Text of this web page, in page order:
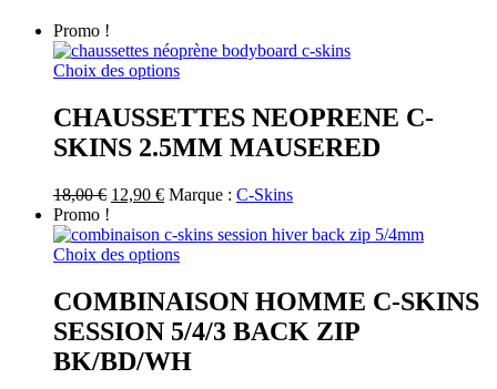
Promo !
Choix des optionsCe
a
plusieurs
variations.
options
peuvent
être
choisies
sur
la
page
du
produit
CHAUSSETTES NEOPRENE C-
SKINS 2.5MM MAUSERED
18,00€ Le
initial
était :
12,90 €Le
actuel
est :
Marque : C-Skins
Promo !
Choix des optionsCe
a
plusieurs
variations.
Les
options
COMBINAISON HOMME C-SKINS
SESSION 5/4/3 BACK ZIP
BK/BD/WH